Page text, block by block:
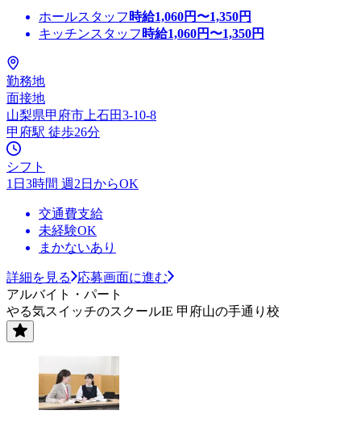
ホールスタッフ 時給1,060円〜1,350円
キッチンスタッフ 時給1,060円〜1,350円
勤務地
面接地
山梨県甲府市上石田3-10-8
甲府駅 徒歩26分
シフト
1日3時間 週2日からOK
交通費支給
未経験OK
まかないあり
詳細を見る
応募画面に進む
アルバイト・パート
やる気スイッチのスクールIE 甲府山の手通り校